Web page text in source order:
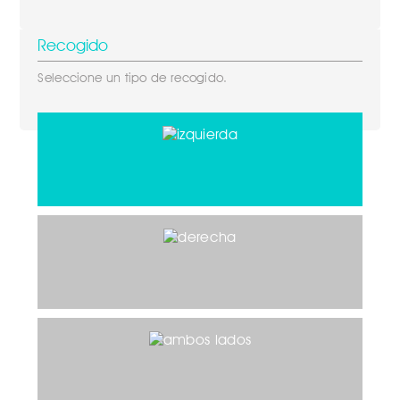
Recogido
Seleccione un tipo de recogido.